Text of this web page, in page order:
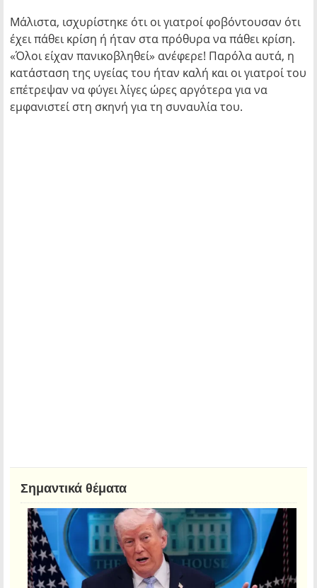
Μάλιστα, ισχυρίστηκε ότι οι γιατροί φοβόντουσαν ότι
έχει πάθει κρίση ή ήταν στα πρόθυρα να πάθει κρίση.
«Όλοι είχαν πανικοβληθεί» ανέφερε! Παρόλα αυτά, η
κατάσταση της υγείας του ήταν καλή και οι γιατροί του
επέτρεψαν να φύγει λίγες ώρες αργότερα για να
εμφανιστεί στη σκηνή για τη συναυλία του.
Σημαντικά θέματα